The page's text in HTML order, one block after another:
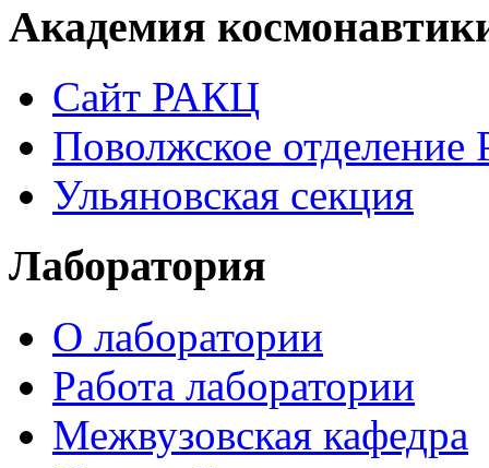
Академия
Сайт РАКЦ
Поволжское
Ульяновская секция
Лаборатория
О лаборатории
Работа лаборатории
Межвузовская кафедра